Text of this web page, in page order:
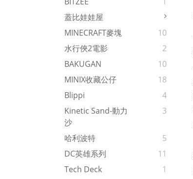
蓋比娃娃屋
MINECRAFT麥塊
10
水行俠2電影
2
BAKUGAN
10
MINIX收藏公仔
18
Blippi
4
Kinetic Sand-動力
沙
3
哈利波特
5
DC英雄系列
11
Tech Deck
1